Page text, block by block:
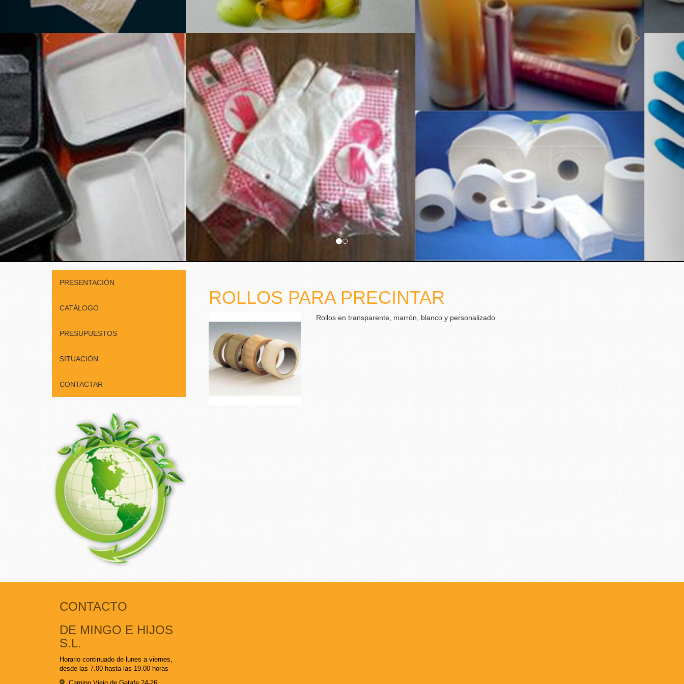
ROLLOS PARA PRECINTAR
Rollos en transparente, marrón, blanco y personalizado
PRESENTACIÓN
CATÁLOGO
PRESUPUESTOS
SITUACIÓN
CONTACTAR
CONTACTO
DE MINGO E HIJOS
S.L.
Horario continuado de lunes a viernes,
desde las 7.00 hasta las 19.00 horas